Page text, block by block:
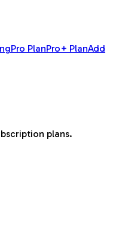
Pro PlanPro+ PlanAdd
plans.